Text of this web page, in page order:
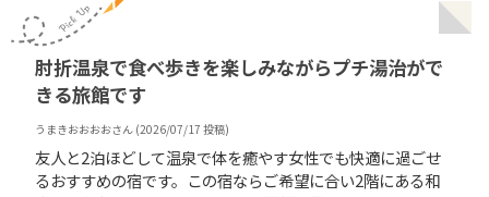
肘折温泉で食べ歩きを楽しみながらプチ湯治がで
きる旅館です
うまきおおおおさん (2026/07/17 投稿)
友人と2泊ほどして温泉で体を癒やす女性でも快適に過ごせ
るおすすめの宿です。この宿ならご希望に合い2階にある和